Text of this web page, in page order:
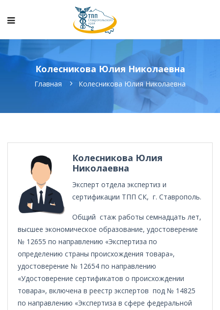
Колесникова Юлия Николаевна
Главная Колесникова Юлия Николаевна
Колесникова Юлия
Николаевна
Эксперт отдела экспертиз и
сертификации ТПП СК, г. Ставрополь.
Общий стаж работы семнадцать лет,
высшее экономическое образование, удостоверение
№ 12655 по направлению «Экспертиза по
определению страны происхождения товара»,
удостоверение № 12654 по направлению
«Удостоверение сертификатов о происхождении
товара», включена в реестр экспертов под № 14825
по направлению «Экспертиза в сфере федеральной